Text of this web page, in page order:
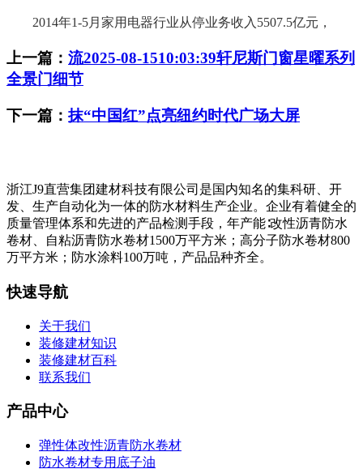
2014年1-5月家用电器行业从停业务收入5507.5亿元，
上一篇： 流2025-08-1510:03:39轩尼斯门窗星曜系列
全景门细节
下一篇： 抹“中国红”点亮纽约时代广场大屏
浙江J9直营集团建材科技有限公司是国内知名的集科研、开
发、生产自动化为一体的防水材料生产企业。企业有着健全的
质量管理体系和先进的产品检测手段，年产能∶改性沥青防水
卷材、自粘沥青防水卷材1500万平方米；高分子防水卷材800
万平方米；防水涂料100万吨，产品品种齐全。
快速导航
关于我们
装修建材知识
装修建材百科
联系我们
产品中心
弹性体改性沥青防水卷材
防水卷材专用底子油